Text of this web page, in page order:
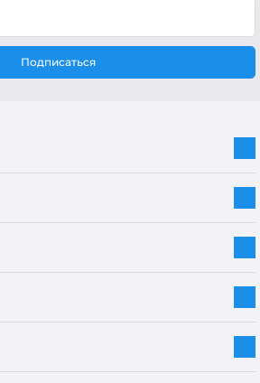
Подписаться